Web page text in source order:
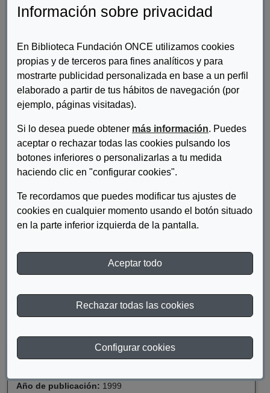
Información sobre privacidad
En Biblioteca Fundación ONCE utilizamos cookies
propias y de terceros para fines analíticos y para
mostrarte publicidad personalizada en base a un perfil
elaborado a partir de tus hábitos de navegación (por
ejemplo, páginas visitadas).
Si lo desea puede obtener más información. Puedes
aceptar o rechazar todas las cookies pulsando los
botones inferiores o personalizarlas a tu medida
haciendo clic en "configurar cookies".
Te recordamos que puedes modificar tus ajustes de
cookies en cualquier momento usando el botón situado
en la parte inferior izquierda de la pantalla.
Aceptar todo
Rechazar todas las cookies
Configurar cookies
Descripcion:
A lo largo de todo el libro, el autor nos introduce de lleno en los
fundamentos de nuestro presente. Para ello se ha visto obligado
a recorrer una historia que cubre más de cien años, una historia
una serie de parcelas como la pobreza, la enfermedad y la
educación. De ser terrenos marginales en las tareas del Estado
se transforman en cuestiones que atañen a las bases de su
estructura. Factores históricos, políticos, religiosos, culturales y
la asunción por el Estado de los problemas sociales.
DESCARGAR LOS ORÍGENES DE LA
SOCIALES
INTERVENCIÓN ESTATAL EN LOS PROBLEMAS
SOCIALES
Materia:Tercer Sector/Economía Social
Año de publicación: 1999